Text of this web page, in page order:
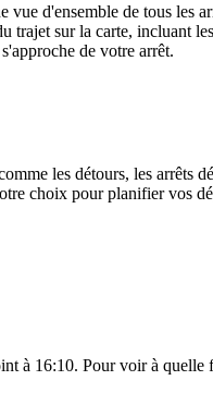
d'ensemble de tous les
trajet sur la carte, incluant
de votre arrêt.
les détours, les arrêts
choix pour planifier vos
16:10. Pour voir à quelle